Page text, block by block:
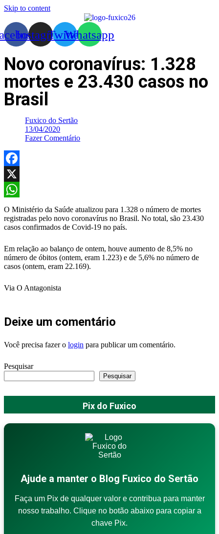
Skip to content
InstagramTwitterWhatsapp
Novo coronavírus: 1.328
mortes e 23.430 casos no
Brasil
Fuxico do Sertão
13/04/2020
Fazer Comentário
Facebook
X
WhatsApp
O Ministério da Saúde atualizou para 1.328 o número de mortes
registradas pelo novo coronavírus no Brasil. No total, são 23.430
casos confirmados de Covid-19 no país.
Em relação ao balanço de ontem, houve aumento de 8,5% no
número de óbitos (ontem, eram 1.223) e de 5,6% no número de
casos (ontem, eram 22.169).
Via O Antagonista
Deixe um comentário
Você precisa fazer o login para publicar um comentário.
Pesquisar
Pesquisar
Pix do Fuxico
Ajude a manter o Blog Fuxico do Sertão
Faça um Pix de qualquer valor e contribua para manter
nosso trabalho. Clique no botão abaixo para copiar a
chave Pix.